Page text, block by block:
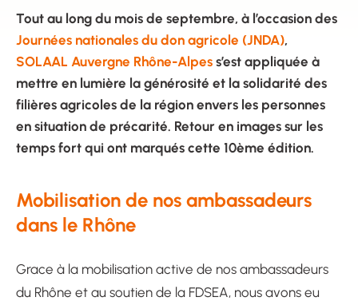
Tout au long du mois de septembre, à l’occasion des
Journées nationales du don agricole (JNDA),
SOLAAL Auvergne Rhône-Alpess’est appliquée à
mettre en lumière la générosité et la solidarité des
filières agricoles de la région envers les personnes
en situation de précarité. Retour en images sur les
temps fort qui ont marqués cette 10ème édition.
Mobilisation de nos ambassadeurs
dans le Rhône
Grace à la mobilisation active de nos ambassadeurs
du Rhône et au soutien de la FDSEA, nous avons eu